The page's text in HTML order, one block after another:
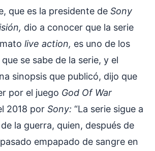
que es la presidente de Sony
dio a conocer que la serie
live action, es uno de los
se sabe de la serie, y el
sinopsis que publicó, dijo que
por el juego God Of War
2018 por Sony: “La serie sigue a
la guerra, quien, después de
empapado de sangre en